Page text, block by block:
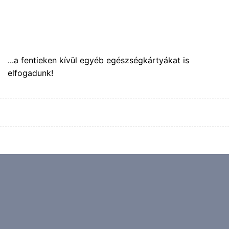
...a fentieken kívül egyéb egészségkártyákat is
elfogadunk!